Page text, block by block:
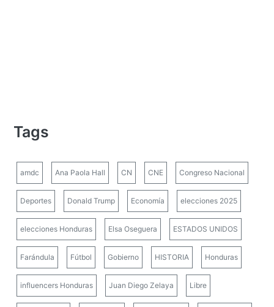
Tags
amdc Ana Paola Hall CN CNE Congreso Nacional
Deportes Donald Trump Economía elecciones 2025
elecciones Honduras Elsa Oseguera ESTADOS UNIDOS
Farándula Fútbol Gobierno HISTORIA Honduras
influencers Honduras Juan Diego Zelaya Libre